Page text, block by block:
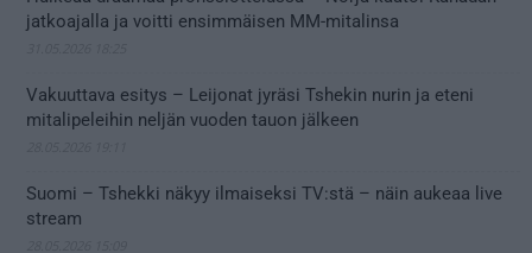
jatkoajalla ja voitti ensimmäisen MM-mitalinsa
Vakuuttava esitys – Leijonat jyräsi Tshekin nurin ja eteni
mitalipeleihin neljän vuoden tauon jälkeen
Suomi – Tshekki näkyy ilmaiseksi TV:stä – näin aukeaa live
stream